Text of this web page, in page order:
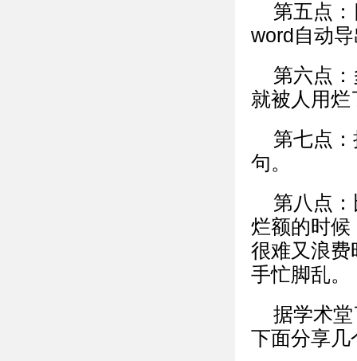
第五点
word自动
第六点
就被人用烂
第七点
句。
第八点
烂额的时候
很难又浪费
手忙脚乱。
据学术
下面分享几